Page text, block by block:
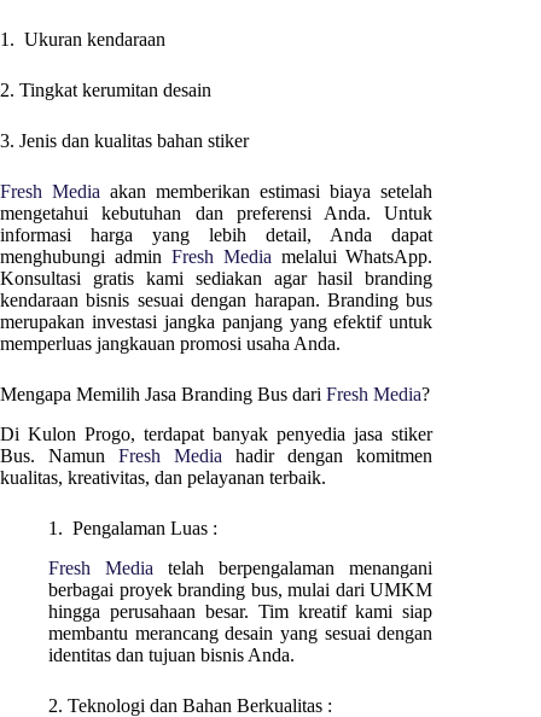
1. Ukuran kendaraan
2. Tingkat kerumitan desain
3. Jenis dan kualitas bahan stiker
Fresh Media akan memberikan estimasi biaya setelah
mengetahui kebutuhan dan preferensi Anda. Untuk
informasi harga yang lebih detail, Anda dapat
menghubungi admin Fresh Media melalui WhatsApp.
Konsultasi gratis kami sediakan agar hasil branding
kendaraan bisnis sesuai dengan harapan. Branding bus
merupakan investasi jangka panjang yang efektif untuk
memperluas jangkauan promosi usaha Anda.
Mengapa Memilih Jasa Branding Bus dari Fresh Media?
DiKulon Progo, terdapat banyak penyedia jasa stiker
Bus. NamunFresh Media hadir dengan komitmen
kualitas, kreativitas, dan pelayanan terbaik.
1. Pengalaman Luas :
Fresh Media telah berpengalaman menangani
berbagai proyek branding bus, mulai dari UMKM
hingga perusahaan besar. Tim kreatif kami siap
membantu merancang desain yang sesuai dengan
identitas dan tujuan bisnis Anda.
2. Teknologi dan Bahan Berkualitas :